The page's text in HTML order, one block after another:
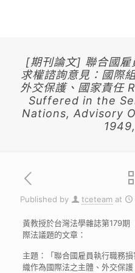
[期刊論文] 聯合國雇
求權諮詢意見：國際
外交保護、國家責
Suffered in the
Nations, Advisory
Published by tceteam at
黃教授於台灣法學雜誌第179期
際法議題的文章：
主題：「聯合國雇員執行職務
織作為國際法之主體、外交保